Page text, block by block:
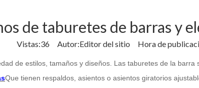
de taburetes de barras y
Vistas:36Autor:Editor del sitio Hora de
de estilos, tamaños y diseños. Las taburetes de la
Que tienen respaldos, asientos o asientos giratorios